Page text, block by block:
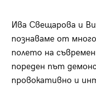
Ива Свещарова и
познаваме от
полето на
пореден път
провокативно и